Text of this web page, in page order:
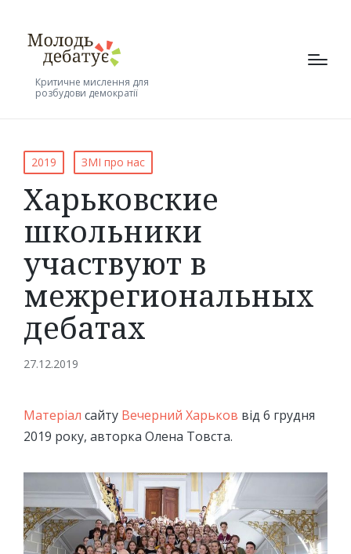
Критичне мислення для
розбудови демократії
Posted
in
2019 ЗМІ про нас
Харьковские
школьники
участвуют в
межрегиональных
дебатах
27.12.2019
Матеріал сайту Вечерний Харьков від 6 грудня
2019 року, авторка Олена Товста.